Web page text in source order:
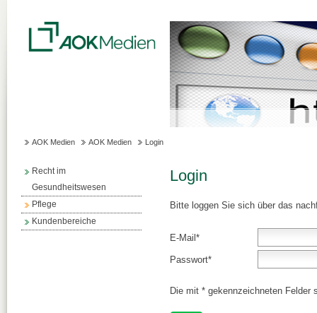
AOK Medien AOK Medien Login
Recht im
Gesundheitswesen
Pflege
Kundenbereiche
Login
Bitte loggen Sie sich über das
E-Mail*
Passwort*
Die mit * gekennzeichneten Felder